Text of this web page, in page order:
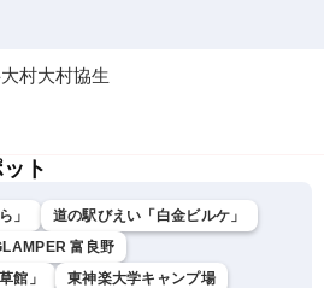
村大村協生
ト
」
道の駅びえい「白金ビルケ」
富良野
館」
東神楽大学キャンプ場